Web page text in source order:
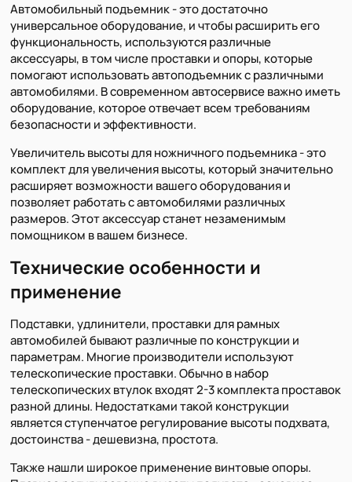
Автомобильный подъемник - это достаточно
универсальное оборудование, и чтобы расширить его
функциональность, используются различные
аксессуары, в том числе проставки и опоры, которые
помогают использовать автоподъемник с различными
автомобилями. В современном автосервисе важно иметь
оборудование, которое отвечает всем требованиям
безопасности и эффективности.
Увеличитель высоты для ножничного подъемника - это
комплект для увеличения высоты, который значительно
расширяет возможности вашего оборудования и
позволяет работать с автомобилями различных
размеров. Этот аксессуар станет незаменимым
помощником в вашем бизнесе.
Технические особенности и
применение
Подставки, удлинители, проставки для рамных
автомобилей бывают различные по конструкции и
параметрам. Многие производители используют
телескопические проставки. Обычно в набор
телескопических втулок входят 2-3 комплекта проставок
разной длины. Недостатками такой конструкции
является ступенчатое регулирование высоты подхвата,
достоинства - дешевизна, простота.
Также нашли широкое применение винтовые опоры.